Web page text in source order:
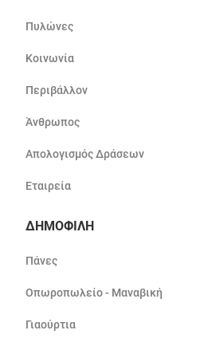
Πυλώνες
Κοινωνία
Περιβάλλον
Άνθρωπος
Απολογισμός Δράσεων
Εταιρεία
ΔΗΜΟΦΙΛΗ
Πάνες
Οπωροπωλείο - Μαναβική
Γιαούρτια